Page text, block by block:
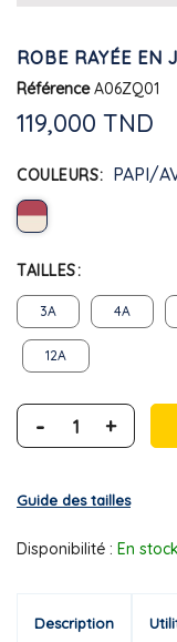
ROBE RAYÉE EN
Référence A06ZQ01
119,000 TND
COULEURS PAPI/
TAILLES
3A 4A
12A
- +
Guide des tailles
Disponibilité : En stock
Description